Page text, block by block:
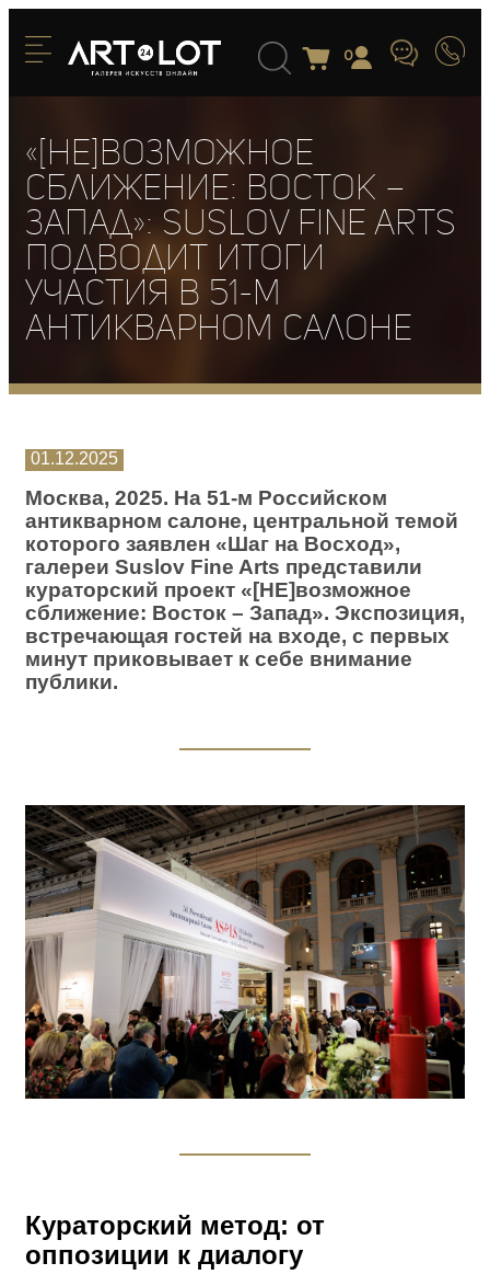
0
«[НЕ]возможное
сближение: Восток –
Запад»: Suslov Fine Arts
подводит итоги
участия в 51-м
Антикварном Салоне
01.12.2025
Москва, 2025. На 51-м Российском
антикварном салоне, центральной темой
которого заявлен «Шаг на Восход»,
галереи Suslov Fine Arts представили
кураторский проект «[НЕ]возможное
сближение: Восток – Запад». Экспозиция,
встречающая гостей на входе, с первых
минут приковывает к себе внимание
публики.
Кураторский метод: от
оппозиции к диалогу